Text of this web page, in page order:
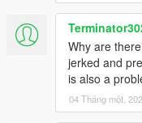
Why are
jerked and
is also a
04 Tháng một,